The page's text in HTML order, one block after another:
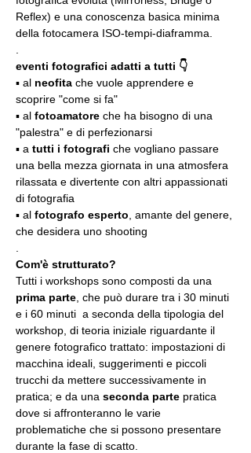
Reflex) e una conoscenza basica minima
della fotocamera ISO-tempi-diaframma.
eventi fotografici adatti a tutti 👇
▪️ al neofita che vuole apprendere e
scoprire "come si fa"
▪️ al fotoamatore che ha bisogno di una
"palestra" e di perfezionarsi
▪️ a tutti i fotografi che vogliano passare
una bella mezza giornata in una atmosfera
rilassata e divertente con altri appassionati
di fotografia
▪️ al fotografo esperto , amante del genere,
che desidera uno shooting
Com'è strutturato?
Tutti i workshops sono composti da una
prima parte , che può durare tra i 30 minuti
e i 60 minuti  a seconda della tipologia del
workshop, di teoria iniziale riguardante il
genere fotografico trattato: impostazioni di
macchina ideali, suggerimenti e piccoli
trucchi da mettere successivamente in
pratica; e da una seconda parte pratica
dove si affronteranno le varie
problematiche che si possono presentare
durante la fase di scatto.